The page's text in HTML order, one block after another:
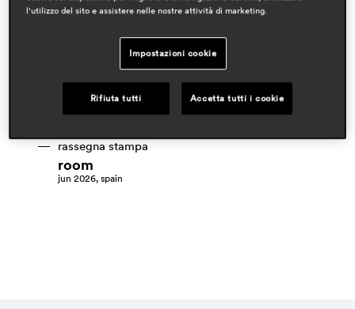
patrick jouin
ambiti
hospitality
residential
rassegna stampa
room
jun 2026, spain
l'utilizzo del sito e assistere nelle nostre attività di marketing.
Impostazioni cookie
Rifiuta tutti Accetta tutti i cookie